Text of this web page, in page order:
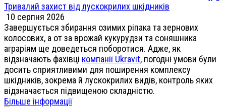
Тривалий захист від лускокрилих шкідників
10 серпня 2026
Завершується збирання озимих ріпака та зернових
колосових, а от за врожай кукурудзи та соняшника
аграріям ще доведеться поборотися. Адже, як
відзначають фахівці компанії Ukravit, погодні умови були
досить сприятливими для поширення комплексу
шкідників, зокрема й лускокрилих видів, контроль яких
відзначається підвищеною складністю.
Більше інформації